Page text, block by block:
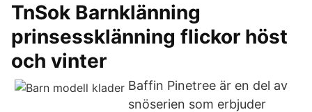
TnSok Barnklänning
prinsessklänning flickor höst
och vinter
Baffin Pinetree är en del av
snöserien som erbjuder